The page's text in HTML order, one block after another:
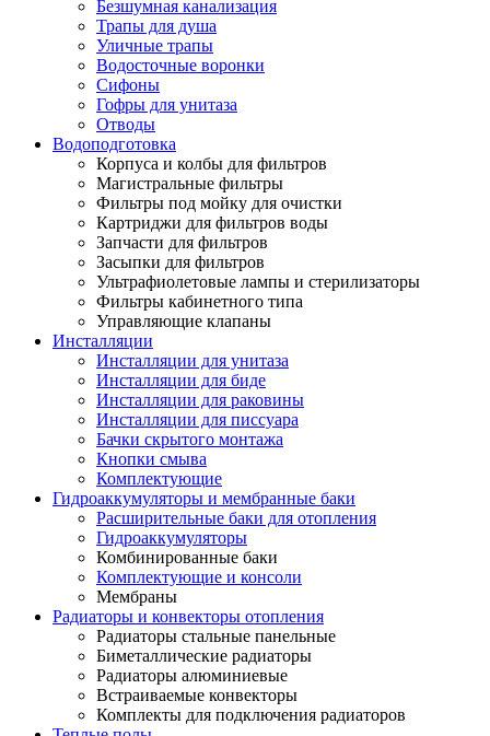
Безшумная канализация
Трапы для душа
Уличные трапы
Водосточные воронки
Сифоны
Гофры для унитаза
Отводы
Водоподготовка
Корпуса и колбы для фильтров
Магистральные фильтры
Фильтры под мойку для очистки
Картриджи для фильтров воды
Запчасти для фильтров
Засыпки для фильтров
Ультрафиолетовые лампы и стерилизаторы
Фильтры кабинетного типа
Управляющие клапаны
Инсталляции
Инсталляции для унитаза
Инсталляции для биде
Инсталляции для раковины
Инсталляции для писсуара
Бачки скрытого монтажа
Кнопки смыва
Комплектующие
Гидроаккумуляторы и мембранные баки
Расширительные баки для отопления
Гидроаккумуляторы
Комбинированные баки
Комплектующие и консоли
Мембраны
Радиаторы и конвекторы отопления
Радиаторы стальные панельные
Биметаллические радиаторы
Радиаторы алюминиевые
Встраиваемые конвекторы
Комплекты для подключения радиаторов